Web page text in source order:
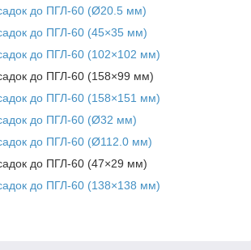
до ПГЛ-60 (Ø20.5 мм)
до ПГЛ-60 (45×35 мм)
до ПГЛ-60 (102×102 мм)
до ПГЛ-60 (158×99 мм)
до ПГЛ-60 (158×151 мм)
до ПГЛ-60 (Ø32 мм)
до ПГЛ-60 (Ø112.0 мм)
до ПГЛ-60 (47×29 мм)
до ПГЛ-60 (138×138 мм)